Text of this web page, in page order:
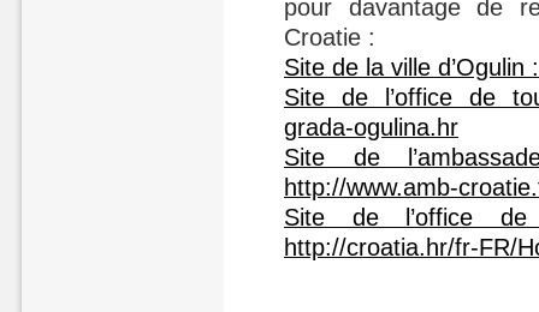
pour davantage de
Croatie :
Site de la ville
Site de l’office de
grada-ogulina.hr
Site de
http://www.amb-
Site de l’office
http://croatia.hr/fr-FR/